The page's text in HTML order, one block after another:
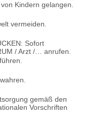
Kindern gelangen.
vermeiden.
Sofort
/ Arzt /… anrufen.
gemäß den
Vorschriften
schrieb am
Teil, präzise
ich bin begeistert.